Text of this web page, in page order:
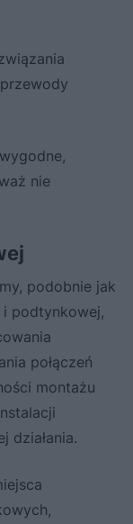
nie
podobnie jak
i podtynkowej,
połączeń
montażu
działania.